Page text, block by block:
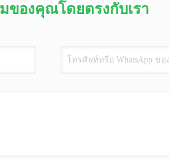
ของคุณโดยตรงกับเรา